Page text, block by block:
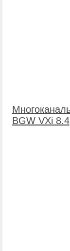
BGW VXi 8.4